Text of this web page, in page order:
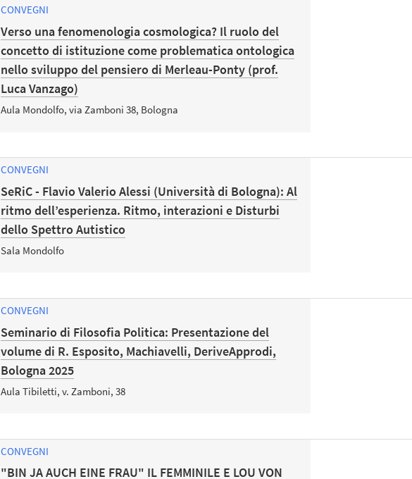
CONVEGNI
Verso una fenomenologia cosmologica? Il ruolo del
concetto di istituzione come problematica ontologica
nello sviluppo del pensiero di Merleau-Ponty (prof.
Luca Vanzago)
Aula Mondolfo, via Zamboni 38, Bologna
CONVEGNI
SeRiC - Flavio Valerio Alessi (Università di Bologna): Al
ritmo dell’esperienza. Ritmo, interazioni e Disturbi
dello Spettro Autistico
Sala Mondolfo
CONVEGNI
Seminario di Filosofia Politica: Presentazione del
volume di R. Esposito, Machiavelli, DeriveApprodi,
Bologna 2025
Aula Tibiletti, v. Zamboni, 38
CONVEGNI
"BIN JA AUCH EINE FRAU" IL FEMMINILE E LOU VON